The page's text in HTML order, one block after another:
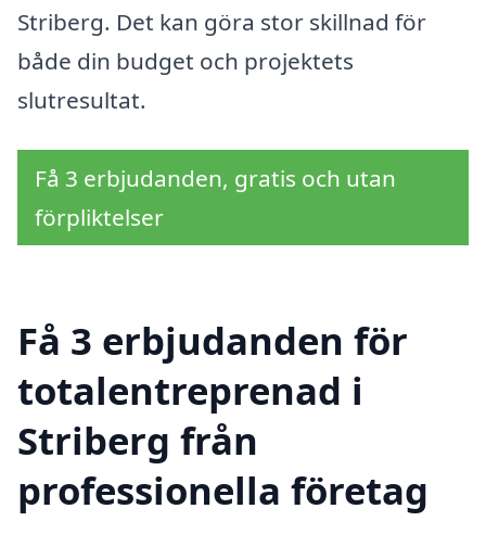
Striberg. Det kan göra stor skillnad för
både din budget och projektets
slutresultat.
Få 3 erbjudanden, gratis och utan
förpliktelser
Få 3 erbjudanden för
totalentreprenad i
Striberg från
professionella företag